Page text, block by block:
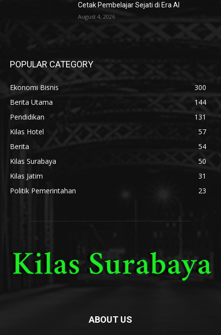
Cetak Pembelajar Sejati di Era AI
August 4, 2026
POPULAR CATEGORY
Ekonomi Bisnis
300
Berita Utama
144
Pendidikan
131
Kilas Hotel
57
Berita
54
Kilas Surabaya
50
Kilas Jatim
31
Politik Pemerintahan
23
ABOUT US